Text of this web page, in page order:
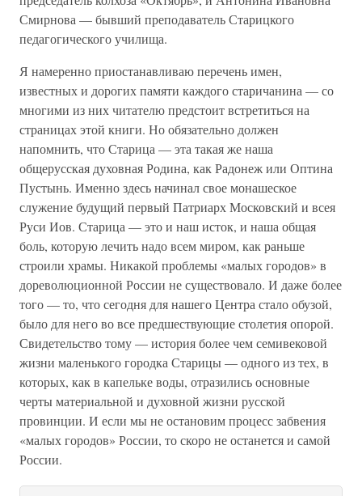
Смирнова — бывший преподаватель Старицкого
педагогического училища.
Я намеренно приостанавливаю перечень имен,
известных и дорогих памяти каждого старичанина — со
многими из них читателю предстоит встретиться на
страницах этой книги. Но обязательно должен
напомнить, что Старица — эта такая же наша
общерусская духовная Родина, как Радонеж или Оптина
Пустынь. Именно здесь начинал свое монашеское
служение будущий первый Патриарх Московский и всея
Руси Иов. Старица — это и наш исток, и наша общая
боль, которую лечить надо всем миром, как раньше
строили храмы. Никакой проблемы «малых городов» в
дореволюционной России не существовало. И даже более
того — то, что сегодня для нашего Центра стало обузой,
было для него во все предшествующие столетия опорой.
Свидетельство тому — история более чем семивековой
жизни маленького городка Старицы — одного из тех, в
которых, как в капельке воды, отразились основные
черты материальной и духовной жизни русской
провинции. И если мы не остановим процесс забвения
«малых городов» России, то скоро не останется и самой
России.